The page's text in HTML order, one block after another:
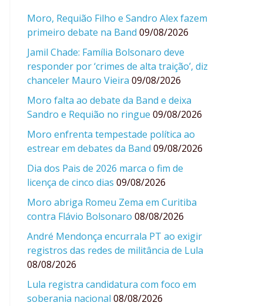
Moro, Requião Filho e Sandro Alex fazem
primeiro debate na Band 09/08/2026
Jamil Chade: Família Bolsonaro deve
responder por ‘crimes de alta traição’, diz
chanceler Mauro Vieira 09/08/2026
Moro falta ao debate da Band e deixa
Sandro e Requião no ringue 09/08/2026
Moro enfrenta tempestade política ao
estrear em debates da Band 09/08/2026
Dia dos Pais de 2026 marca o fim de
licença de cinco dias 09/08/2026
Moro abriga Romeu Zema em Curitiba
contra Flávio Bolsonaro 08/08/2026
André Mendonça encurrala PT ao exigir
registros das redes de militância de Lula
08/08/2026
Lula registra candidatura com foco em
soberania nacional 08/08/2026